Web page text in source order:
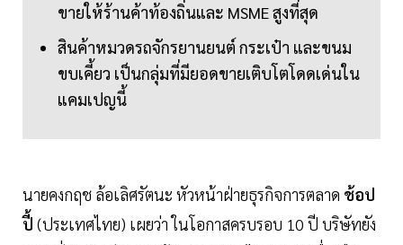
ขายให้ร้านค้าท้องถิ่นและ MSME สูงที่สุด
สินค้าหมวดรถจักรยานยนต์ กระเป๋า และขนม
ขบเคี้ยว เป็นกลุ่มที่มียอดขายเติบโตโดดเด่นใน
แคมเปญนี้
นายคงกฤช ล้อเลิศรัตนะ หัวหน้าฝ่ายธุรกิจการตลาด ช้อป
ปี้ (ประเทศไทย) เผยว่า ในโอกาสครบรอบ 10 ปี บริษัทยัง